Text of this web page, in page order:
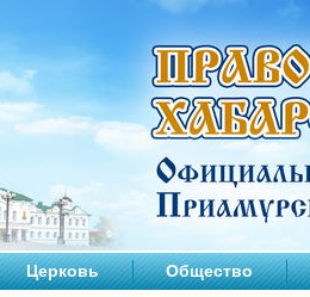
Церковь Общество